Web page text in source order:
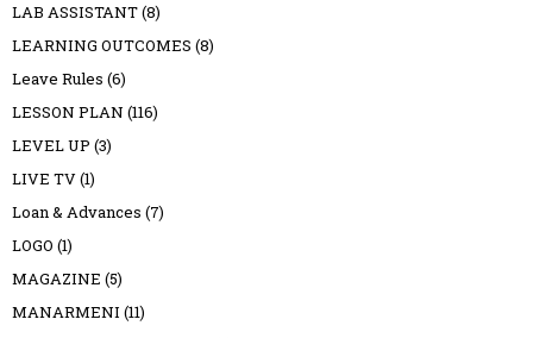
LAB ASSISTANT(8)
LEARNING OUTCOMES (8)
Leave Rules (6)
LESSON PLAN (116)
LEVEL UP (3)
LIVE TV(1)
Loan & Advances (7)
LOGO (1)
MAGAZINE (5)
MANARMENI (11)